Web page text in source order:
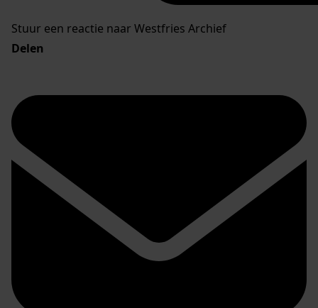
Stuur een reactie naar Westfries Archief
Delen